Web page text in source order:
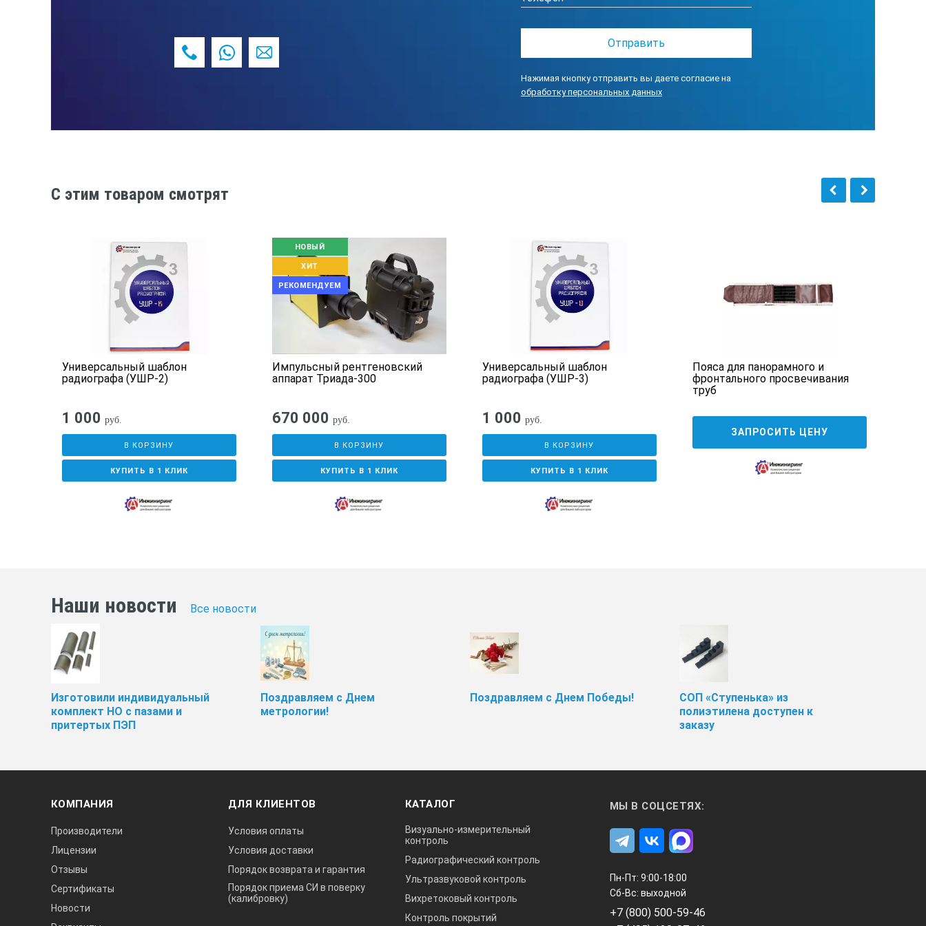
Негатоскоп светодиодный А3 Люмен (A3 Lumen) 400/100-1 (Исп. 1)
Негатоскоп светодиодный А3 Люмен (A3 Lumen) 400/100-2 (Исп. 2 с двумя просмотровыми окнами)
Условия эксплуатации
Температура окружающего воздуха при работе, ˚С
Относительная влажность воздуха, не более
Комплект поставки негатоскопа:
Маска с окном 220 × 50
Дополнительные опции:
Возможно изготовление масок нестандартных размеров в соответствии с требованиями Заказчика
Нажимая кнопку отправить вы даете согласие на
обработку персональных данных
C этим товаром смотрят
Универсальный шаблон
радиографа (УШР-2)
1 000 руб.
В КОРЗИНУ
КУПИТЬ В 1 КЛИК
НОВЫЙ
ХИТ
РЕКОМЕНДУЕМ
Импульсный рентгеновский
аппарат Триада-300
670 000 руб.
В КОРЗИНУ
КУПИТЬ В 1 КЛИК
Универсальный шаблон
радиографа (УШР-3)
1 000 руб.
В КОРЗИНУ
КУПИТЬ В 1 КЛИК
Пояса для панорамного и
фронтального просвечивания
труб
ЗАПРОСИТЬ ЦЕНУ
Наши новости Все новости
Изготовили индивидуальный
комплект НО с пазами и
притертых ПЭП
Поздравляем с Днем
метрологии!
Поздравляем с Днем Победы!
СОП «Ступенька» из
полиэтилена доступен к
заказу
КОМПАНИЯ
Производители
Лицензии
Отзывы
Сертификаты
Новости
ДЛЯ КЛИЕНТОВ
Условия оплаты
Условия доставки
Порядок возврата и гарантия
Порядок приема СИ в поверку
(калибровку)
КАТАЛОГ
Визуально-измерительный
контроль
Радиографический контроль
Ультразвуковой контроль
Вихретоковый контроль
Контроль покрытий
МЫ В СОЦСЕТЯХ:
Пн-Пт: 9:00-18:00
Сб-Вс: выходной
+7 (800) 500-59-46